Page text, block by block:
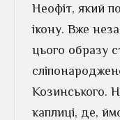
Неофіт, який
ікону. Вже
цього образу
Козинського.
каплиці, де,